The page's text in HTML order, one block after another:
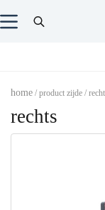
home / product zijde /
rechts